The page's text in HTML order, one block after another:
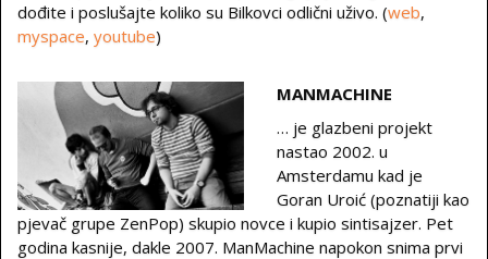
dođite i poslušajte koliko su Bilkovci odlični uživo. (web,
myspace, youtube)
MANMACHINE
… je glazbeni projekt
nastao 2002. u
Amsterdamu kad je
Goran Uroić (poznatiji kao
pjevač grupe ZenPop) skupio novce i kupio sintisajzer. Pet
godina kasnije, dakle 2007. ManMachine napokon snima prvi